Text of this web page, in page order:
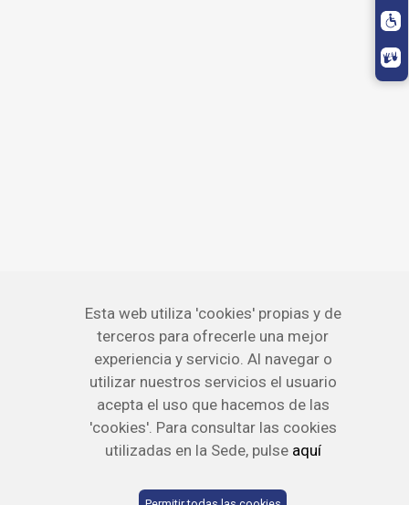
Esta web utiliza 'cookies' propias y de
terceros para ofrecerle una mejor
experiencia y servicio. Al navegar o
utilizar nuestros servicios el usuario
acepta el uso que hacemos de las
'cookies'. Para consultar las cookies
utilizadas en la Sede, pulse aquí